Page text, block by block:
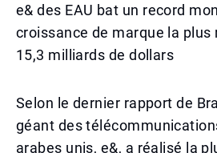
e& des EAU bat un record
croissance de marque la plus
15,3 milliards de dollars
Selon le dernier rapport de
géant des
arabes unis, e&, a réalisé la